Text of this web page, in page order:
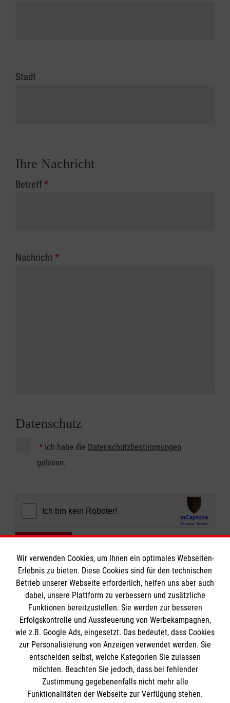
Stadt
Ihre Nachricht
Betreff*
Nachricht *
Datenschutz
* Ich habe die Datenschutzbestimmungen
gelesen.
Informationen
Impressum
Datenschutz
Kontakt
Die Malteser
Wir verwenden Cookies, um Ihnen ein optimales Webseiten-
Erlebnis zu bieten. Diese Cookies sind für den technischen
Betrieb unserer Webseite erforderlich, helfen uns aber auch
dabei, unsere Plattform zu verbessern und zusätzliche
Funktionen bereitzustellen. Sie werden zur besseren
Erfolgskontrolle und Aussteuerung von Werbekampagnen,
wie z.B. Google Ads, eingesetzt. Das bedeutet, dass Cookies
zur Personalisierung von Anzeigen verwendet werden. Sie
entscheiden selbst, welche Kategorien Sie zulassen
möchten. Beachten Sie jedoch, dass bei fehlender
Zustimmung gegebenenfalls nicht mehr alle
Funktionalitäten der Webseite zur Verfügung stehen.